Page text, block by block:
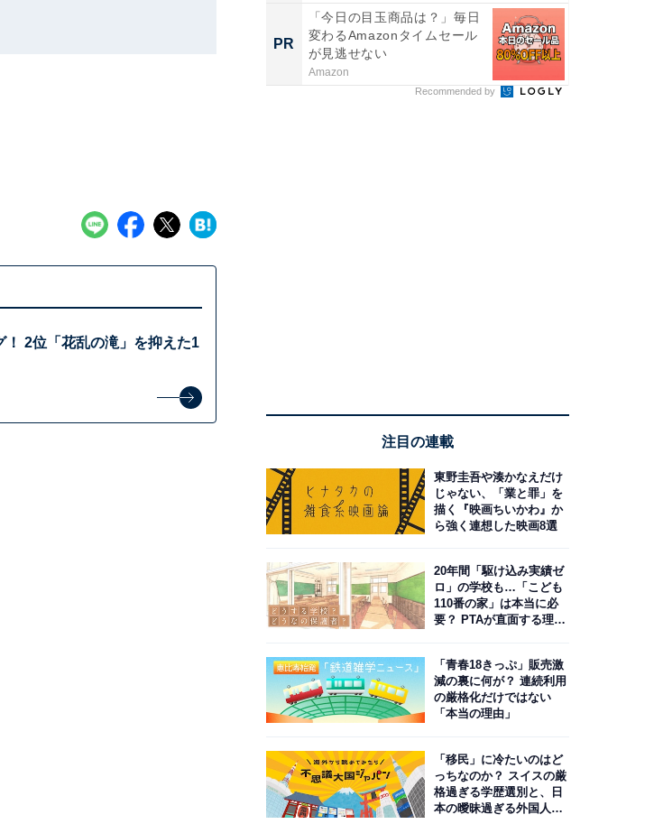
2位「花乱の滝」を抑えた1
PR
「今日の目玉商品は？」毎日
変わるAmazonタイムセール
が見逃せない
Amazon
Recommended by
注目の連載
東野圭吾や湊かなえだけ
じゃない、「業と罪」を
描く『映画ちいかわ』か
ら強く連想した映画8選
20年間「駆け込み実績ゼ
ロ」の学校も…「こども
110番の家」は本当に必
要？ PTAが直面する理想
「青春18きっぷ」販売激
減の裏に何が？ 連続利用
の厳格化だけではない
「本当の理由」
「移民」に冷たいのはど
っちなのか？ スイスの厳
格過ぎる学歴選別と、日
本の曖昧過ぎる外国人政